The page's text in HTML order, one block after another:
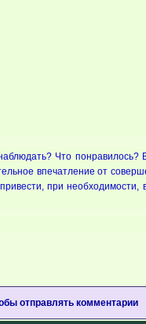
Что
впечатление от
при
отправлять комментарии